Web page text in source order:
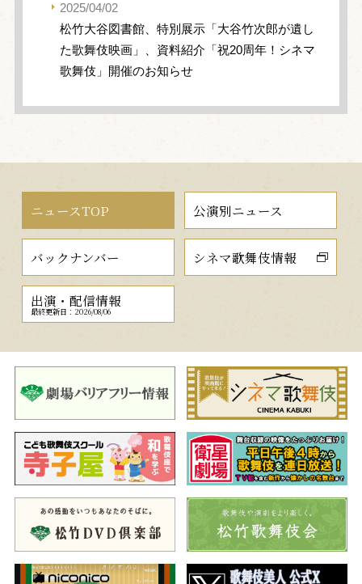
2025/04/02
松竹大谷図書館、特別展示「大谷竹次郎が遺し
た歌舞伎映画」、資料紹介「祝20周年！シネマ
歌舞伎」開催のお知らせ
ニュースTOP 公演別ニュース
バックナンバー シネマ歌舞伎情報
出演・配信情報
最終更新日：2026/08/06